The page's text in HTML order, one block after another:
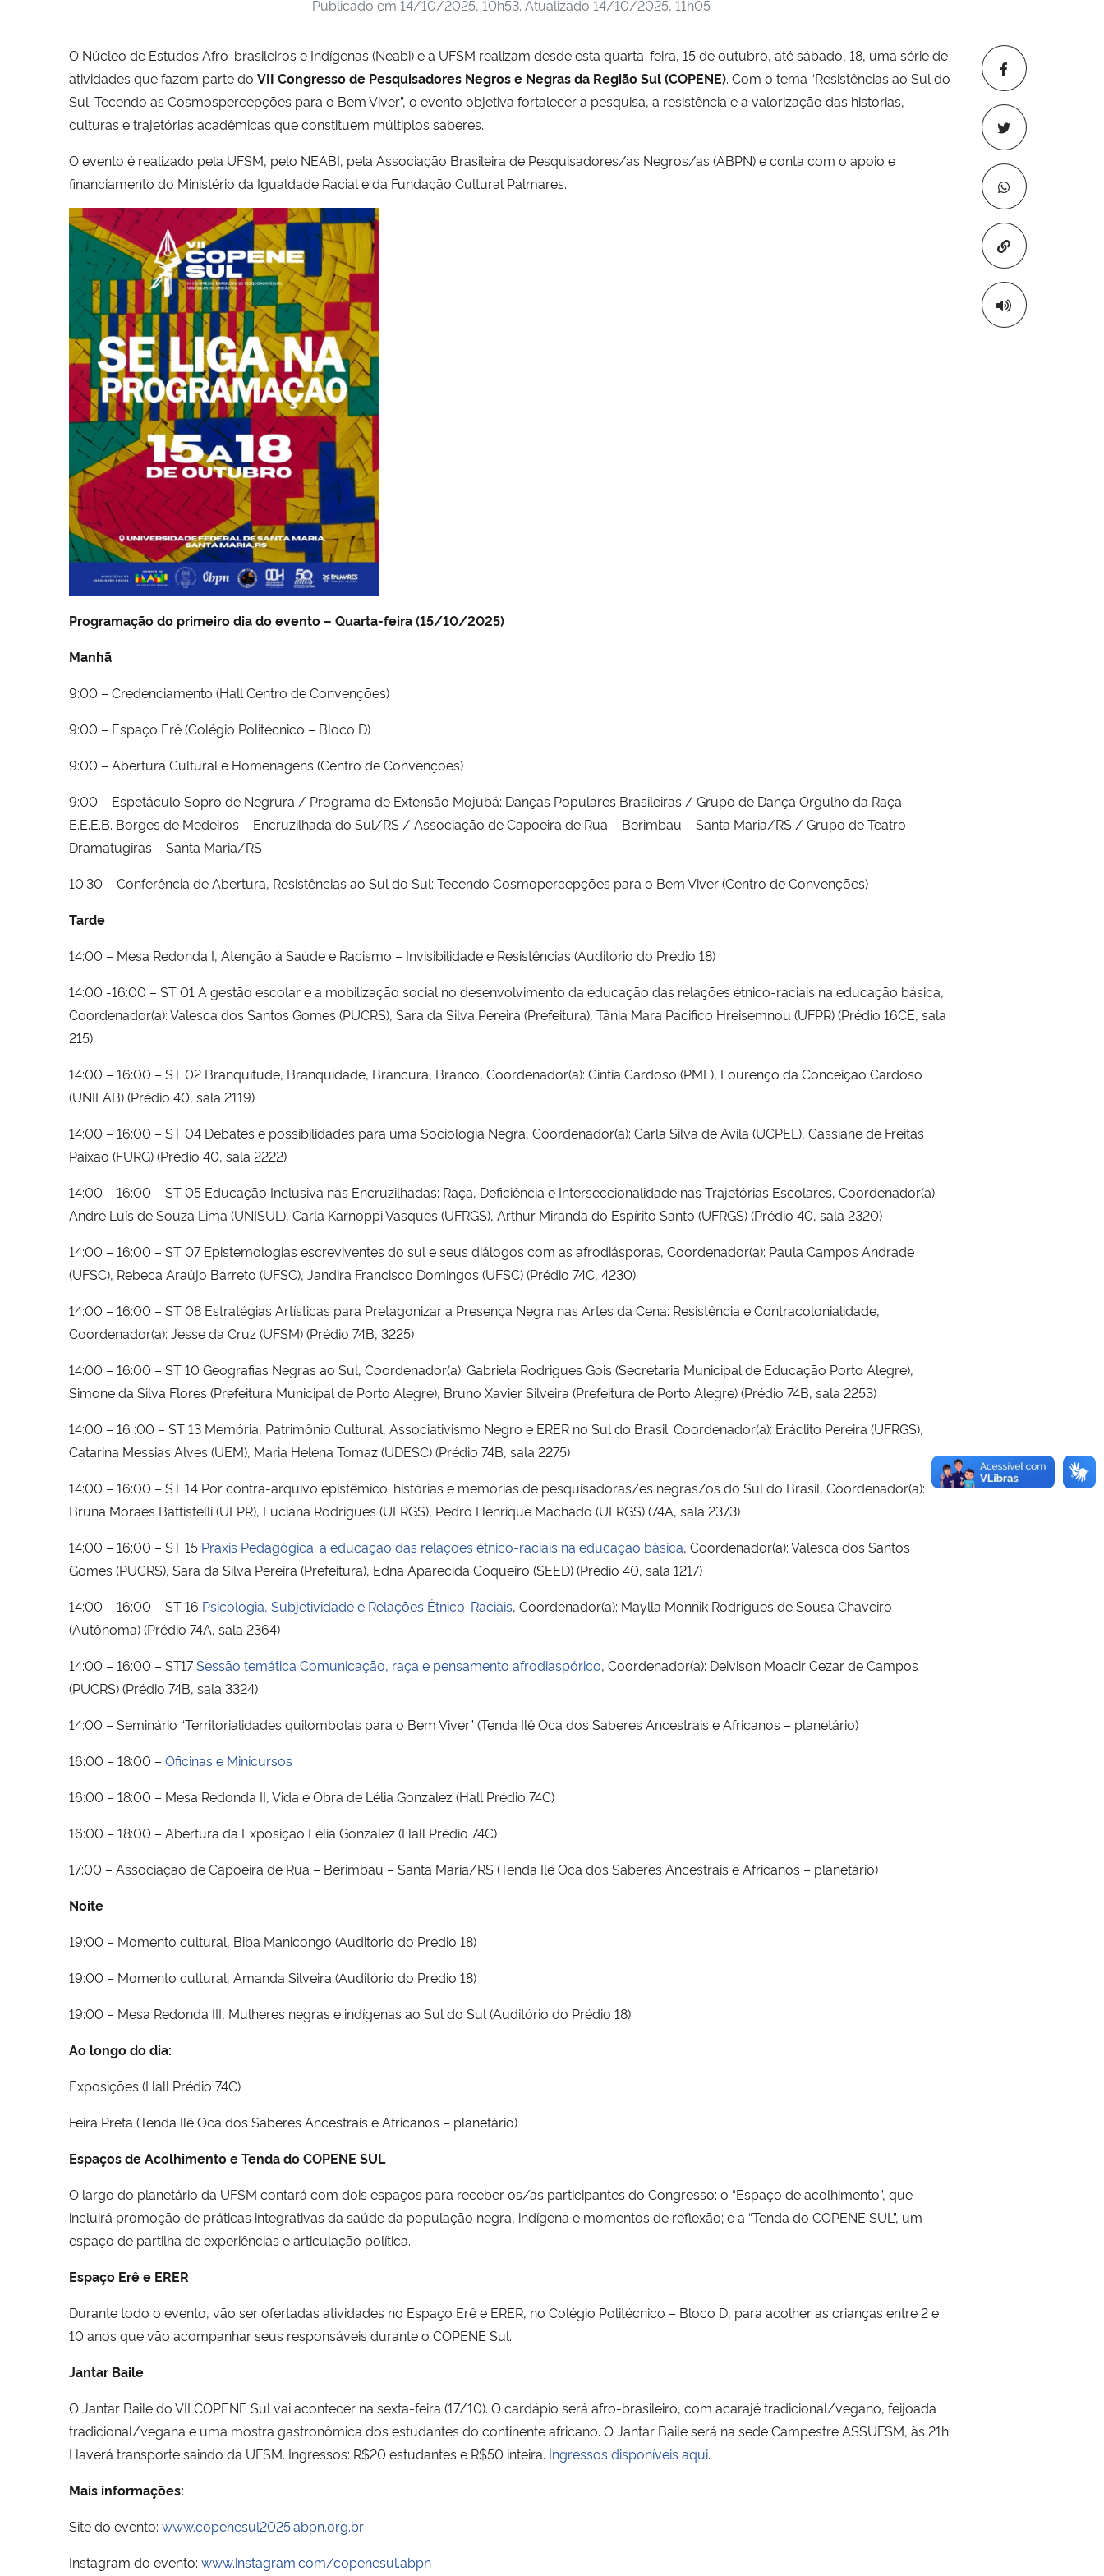
Copiar para
Publicado em 14/10/2025, 10h53. Atualizado 14/10/2025, 11h05
O Núcleo de Estudos Afro-brasileiros e Indígenas (Neabi) e a UFSM realizam desde esta quarta-feira, 15 de outubro, até sábado, 18, uma série de
atividades que fazem parte do VII Congresso de Pesquisadores Negros e Negras da Região Sul (COPENE). Com o tema “Resistências ao Sul do
Sul: Tecendo as Cosmospercepções para o Bem Viver”, o evento objetiva fortalecer a pesquisa, a resistência e a valorização das histórias,
culturas e trajetórias acadêmicas que constituem múltiplos saberes.
O evento é realizado pela UFSM, pelo NEABI, pela Associação Brasileira de Pesquisadores/as Negros/as (ABPN) e conta com o apoio e
financiamento do Ministério da Igualdade Racial e da Fundação Cultural Palmares.
Programação do primeiro dia do evento – Quarta-feira (15/10/2025)
Manhã
9:00 – Credenciamento (Hall Centro de Convenções)
9:00 – Espaço Erê (Colégio Politécnico – Bloco D)
9:00 – Abertura Cultural e Homenagens (Centro de Convenções)
9:00 – Espetáculo Sopro de Negrura / Programa de Extensão Mojubá: Danças Populares Brasileiras / Grupo de Dança Orgulho da Raça –
E.E.E.B. Borges de Medeiros – Encruzilhada do Sul/RS / Associação de Capoeira de Rua – Berimbau – Santa Maria/RS / Grupo de Teatro
Dramatugiras – Santa Maria/RS
10:30 – Conferência de Abertura, Resistências ao Sul do Sul: Tecendo Cosmopercepções para o Bem Viver (Centro de Convenções)
Tarde
14:00 – Mesa Redonda I, Atenção à Saúde e Racismo – Invisibilidade e Resistências (Auditório do Prédio 18)
14:00 -16:00 – ST 01 A gestão escolar e a mobilização social no desenvolvimento da educação das relações étnico-raciais na educação básica,
Coordenador(a): Valesca dos Santos Gomes (PUCRS), Sara da Silva Pereira (Prefeitura), Tânia Mara Pacifico Hreisemnou (UFPR) (Prédio 16CE, sala
215)
14:00 – 16:00 – ST 02 Branquitude, Branquidade, Brancura, Branco, Coordenador(a): Cintia Cardoso (PMF), Lourenço da Conceição Cardoso
(UNILAB) (Prédio 40, sala 2119)
14:00 – 16:00 – ST 04 Debates e possibilidades para uma Sociologia Negra, Coordenador(a): Carla Silva de Avila (UCPEL), Cassiane de Freitas
Paixão (FURG) (Prédio 40, sala 2222)
14:00 – 16:00 – ST 05 Educação Inclusiva nas Encruzilhadas: Raça, Deficiência e Interseccionalidade nas Trajetórias Escolares, Coordenador(a):
André Luís de Souza Lima (UNISUL), Carla Karnoppi Vasques (UFRGS), Arthur Miranda do Espírito Santo (UFRGS) (Prédio 40, sala 2320)
14:00 – 16:00 – ST 07 Epistemologias escreviventes do sul e seus diálogos com as afrodiásporas, Coordenador(a): Paula Campos Andrade
(UFSC), Rebeca Araújo Barreto (UFSC), Jandira Francisco Domingos (UFSC) (Prédio 74C, 4230)
14:00 – 16:00 – ST 08 Estratégias Artísticas para Pretagonizar a Presença Negra nas Artes da Cena: Resistência e Contracolonialidade,
Coordenador(a): Jesse da Cruz (UFSM) (Prédio 74B, 3225)
14:00 – 16:00 – ST 10 Geografias Negras ao Sul, Coordenador(a): Gabriela Rodrigues Gois (Secretaria Municipal de Educação Porto Alegre),
Simone da Silva Flores (Prefeitura Municipal de Porto Alegre), Bruno Xavier Silveira (Prefeitura de Porto Alegre) (Prédio 74B, sala 2253)
14:00 – 16 :00 – ST 13 Memória, Patrimônio Cultural, Associativismo Negro e ERER no Sul do Brasil. Coordenador(a): Eráclito Pereira (UFRGS),
Catarina Messias Alves (UEM), Maria Helena Tomaz (UDESC) (Prédio 74B, sala 2275)
14:00 – 16:00 – ST 14 Por contra-arquivo epistêmico: histórias e memórias de pesquisadoras/es negras/os do Sul do Brasil, Coordenador(a):
Bruna Moraes Battistelli (UFPR), Luciana Rodrigues (UFRGS), Pedro Henrique Machado (UFRGS) (74A, sala 2373)
14:00 – 16:00 – ST 15 Práxis Pedagógica: a educação das relações étnico-raciais na educação básica, Coordenador(a): Valesca dos Santos
Gomes (PUCRS), Sara da Silva Pereira (Prefeitura), Edna Aparecida Coqueiro (SEED) (Prédio 40, sala 1217)
14:00 – 16:00 – ST 16 Psicologia, Subjetividade e Relações Étnico-Raciais, Coordenador(a): Maylla Monnik Rodrigues de Sousa Chaveiro
(Autônoma) (Prédio 74A, sala 2364)
14:00 – 16:00 – ST17Sessão temática Comunicação, raça e pensamento afrodiaspórico, Coordenador(a): Deivison Moacir Cezar de Campos
(PUCRS) (Prédio 74B, sala 3324)
14:00 – Seminário “Territorialidades quilombolas para o Bem Viver” (Tenda Ilê Oca dos Saberes Ancestrais e Africanos – planetário)
16:00 – 18:00 – Oficinas e Minicursos
16:00 – 18:00 – Mesa Redonda II, Vida e Obra de Lélia Gonzalez (Hall Prédio 74C)
16:00 – 18:00 – Abertura da Exposição Lélia Gonzalez (Hall Prédio 74C)
17:00 – Associação de Capoeira de Rua – Berimbau – Santa Maria/RS (Tenda Ilê Oca dos Saberes Ancestrais e Africanos – planetário)
Noite
19:00 – Momento cultural, Biba Manicongo (Auditório do Prédio 18)
19:00 – Momento cultural, Amanda Silveira (Auditório do Prédio 18)
19:00 – Mesa Redonda III, Mulheres negras e indígenas ao Sul do Sul (Auditório do Prédio 18)
Ao longo do dia:
Exposições (Hall Prédio 74C)
Feira Preta (Tenda Ilê Oca dos Saberes Ancestrais e Africanos – planetário)
Espaços de Acolhimento e Tenda do COPENE SUL
O largo do planetário da UFSM contará com dois espaços para receber os/as participantes do Congresso: o “Espaço de acolhimento”, que
incluirá promoção de práticas integrativas da saúde da população negra, indígena e momentos de reflexão; e a “Tenda do COPENE SUL”, um
espaço de partilha de experiências e articulação política.
Espaço Erê e ERER
Durante todo o evento, vão ser ofertadas atividades no Espaço Erê e ERER, no Colégio Politécnico – Bloco D, para acolher as crianças entre 2 e
10 anos que vão acompanhar seus responsáveis durante o COPENE Sul.
Jantar Baile
O Jantar Baile do VII COPENE Sul vai acontecer na sexta-feira (17/10). O cardápio será afro-brasileiro, com acarajé tradicional/vegano, feijoada
tradicional/vegana e uma mostra gastronômica dos estudantes do continente africano. O Jantar Baile será na sede Campestre ASSUFSM, às 21h.
Haverá transporte saindo da UFSM. Ingressos: R$20 estudantes e R$50 inteira. Ingressos disponíveis aqui.
Mais informações:
Site do evento: www.copenesul2025.abpn.org.br
Instagram do evento: www.instagram.com/copenesul.abpn